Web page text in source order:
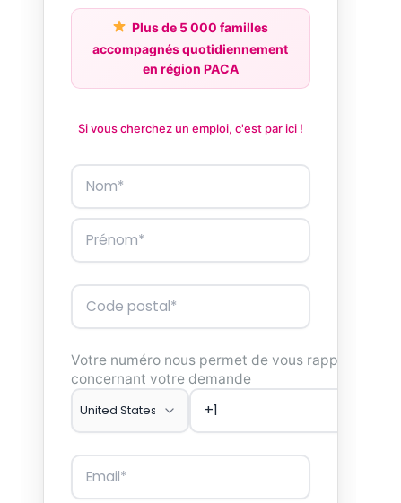
Plus de 5 000 familles
accompagnés quotidiennement
en région PACA
Si vous cherchez un emploi, c'est par ici !
Votre numéro nous permet de vous rappeler
concernant votre demande